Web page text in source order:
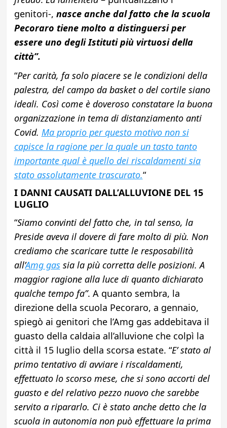
genitori-, nasce anche dal fatto che la scuola
Pecoraro tiene molto a distinguersi per
essere uno degli Istituti più virtuosi della
città”.
“Per carità, fa solo piacere se le condizioni della
palestra, del campo da basket o del cortile siano
ideali. Così come è doveroso constatare la buona
organizzazione in tema di distanziamento anti
Covid. Ma proprio per questo motivo non si
capisce la ragione per la quale un tasto tanto
importante qual è quello dei riscaldamenti sia
stato assolutamente trascurato.“
I DANNI CAUSATI DALL’ALLUVIONE DEL 15
LUGLIO
“Siamo convinti del fatto che, in tal senso, la
Preside aveva il dovere di fare molto di più. Non
crediamo che scaricare tutte le resposabilità
all’Amg gassia la più corretta delle posizioni. A
maggior ragione alla luce di quanto dichiarato
qualche tempo fa”. A quanto sembra, la
direzione della scuola Pecoraro, a gennaio,
spiegò ai genitori che l’Amg gas addebitava il
guasto della caldaia all’alluvione che colpì la
città il 15 luglio della scorsa estate. “E’ stato al
primo tentativo di avviare i riscaldamenti,
effettuato lo scorso mese, che si sono accorti del
guasto e del relativo pezzo nuovo che sarebbe
servito a ripararlo. Ci è stato anche detto che la
scuola in autonomia non può effettuare la prima